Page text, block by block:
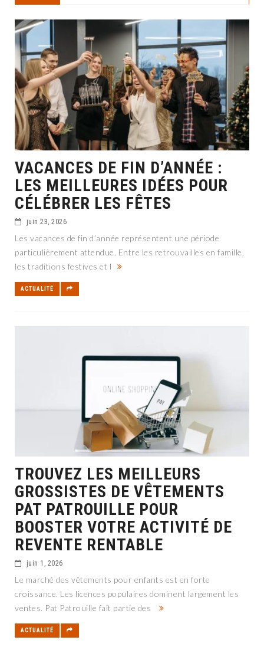
VACANCES DE FIN D’ANNÉE :
LES MEILLEURES IDÉES POUR
CÉLÉBRER LES FÊTES
juin 23, 2026
Les vacances de fin d’année représentent une période
particulièrement attendue. Entre les retrouvailles en famille,
les traditions festives et l
ACTUALITÉ
TROUVEZ LES MEILLEURS
GROSSISTES DE VÊTEMENTS
PAT PATROUILLE POUR
BOOSTER VOTRE ACTIVITÉ DE
REVENTE RENTABLE
juin 1, 2026
Le marché des vêtements pour enfants est en forte
croissance. Les licences populaires dominent largement les
ventes. Pat Patrouille fait partie des
ACTUALITÉ